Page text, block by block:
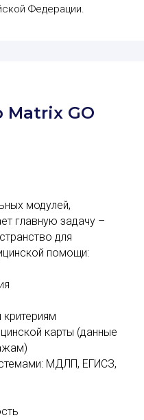
Федерации.
Matrix GO
модулей,
главную задачу –
для
помощи:
карты (данные
МДЛП, ЕГИСЗ,